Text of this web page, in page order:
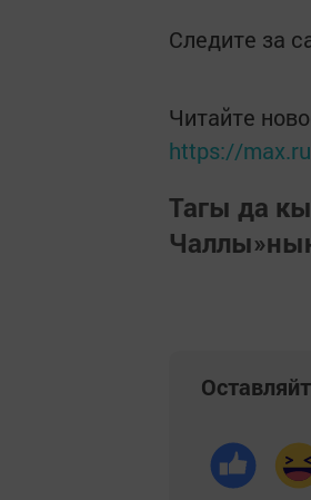
Следите за
Читайте
https://
Тагы да